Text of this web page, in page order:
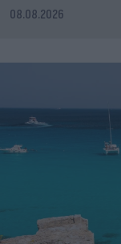
08.08.2026